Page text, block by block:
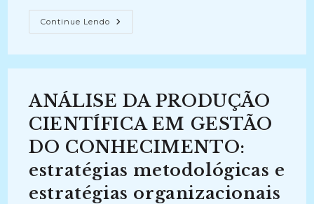
Continue Lendo TRANSFERÊNCIA
DA
PRODUTORES
De
Caso
No
Rio
Grande
Do
(1982-
1986)
ANÁLISE DA PRODUÇÃO
CIENTÍFICA EM GESTÃO
DO CONHECIMENTO:
estratégias metodológicas e
estratégias organizacionais